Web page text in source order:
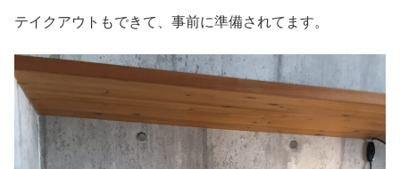
テイクアウトもできて、事前に準備されてます。